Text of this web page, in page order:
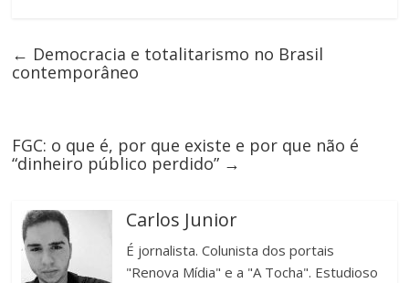
← Democracia e totalitarismo no Brasil
contemporâneo
FGC: o que é, por que existe e por que não é
“dinheiro público perdido” →
Carlos Junior
É jornalista. Colunista dos portais
"Renova Mídia" e a "A Tocha". Estudioso